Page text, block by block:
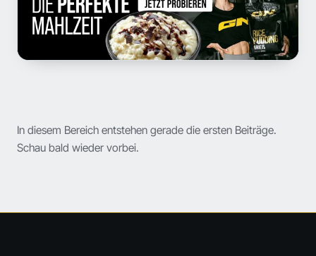
In diesem Bereich entstehen gerade die ersten Beiträge.
Schau bald wieder vorbei.